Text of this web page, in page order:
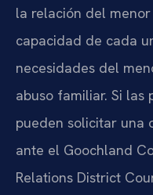
la relación del
capacidad de cada
necesidades del
abuso familiar. Si las
pueden solicitar una
ante el Goochland
Relations District